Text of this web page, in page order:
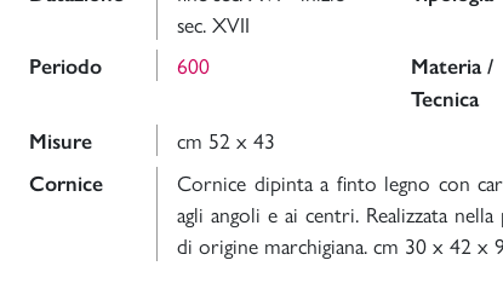
sec. XVII
Periodo 600
Materia /
Tecnica
Misure cm 52 x 43
Cornice
Cornice dipinta a finto legno con
agli angoli e ai centri. Realizzata
di origine marchigiana. cm 30 x 42 x 9